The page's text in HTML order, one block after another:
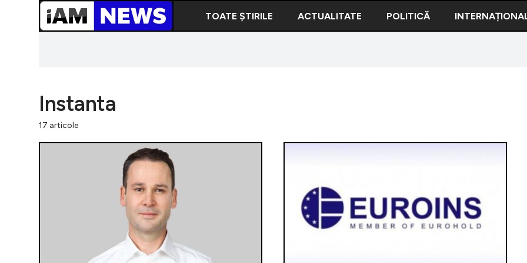
TOATE ȘTIRILE ACTUALITATE POLITICĂ
Instanta
17 articole
Robert